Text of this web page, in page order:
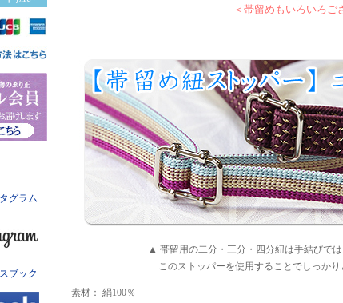
グラム
ブック
＜帯留めもいろいろご
▲ 帯留用の二分・三分・四分紐は手結びで
このストッパーを使用することでしっか
素材： 絹100％